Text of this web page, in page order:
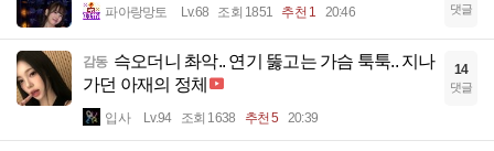
파아랑망토 Lv.68 조회 1851 추천 1 20:46 댓글
감동 슥오더니 촤악.. 연기 뚫고는 가슴 툭툭.. 지나
가던 아재의 정체
입사 Lv.94 조회 1638 추천 5 20:39
14
댓글